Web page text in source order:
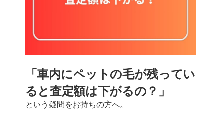
「車内にペットの毛が残ってい
ると査定額は下がるの？」
という疑問をお持ちの方へ。